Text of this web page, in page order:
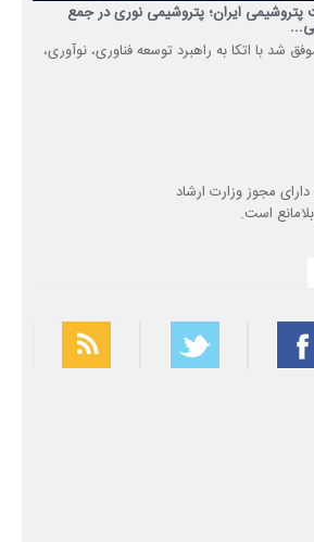
پتروشیمی ایران؛ پتروشیمی نوری در جمع
شد با اتکا به راهبرد توسعه فناوری، نوآوری،
مجوز وزارت ارشاد
است.